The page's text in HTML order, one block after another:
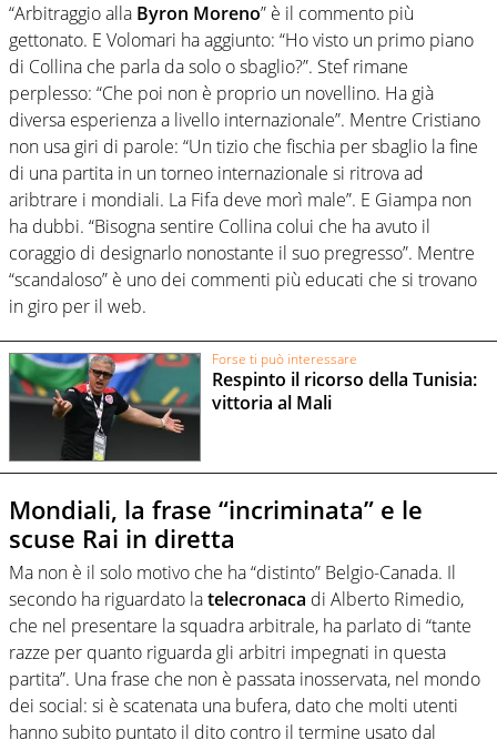
“Arbitraggio alla Byron Moreno” è il commento più
gettonato. E Volomari ha aggiunto: “Ho visto un primo piano
di Collina che parla da solo o sbaglio?”. Stef rimane
perplesso: “Che poi non è proprio un novellino. Ha già
diversa esperienza a livello internazionale”. Mentre Cristiano
non usa giri di parole: “Un tizio che fischia per sbaglio la fine
di una partita in un torneo internazionale si ritrova ad
aribtrare i mondiali. La Fifa deve morì male”. E Giampa non
ha dubbi. “Bisogna sentire Collina colui che ha avuto il
coraggio di designarlo nonostante il suo pregresso”. Mentre
“scandaloso” è uno dei commenti più educati che si trovano
in giro per il web.
Forse ti può interessare
Respinto il ricorso della Tunisia:
vittoria al Mali
Mondiali, la frase “incriminata” e le
scuse Rai in diretta
Ma non è il solo motivo che ha “distinto” Belgio-Canada. Il
secondo ha riguardato latelecronaca di Alberto Rimedio,
che nel presentare la squadra arbitrale, ha parlato di “tante
razze per quanto riguarda gli arbitri impegnati in questa
partita”. Una frase che non è passata inosservata, nel mondo
dei social: si è scatenata una bufera, dato che molti utenti
hanno subito puntato il dito contro il termine usato dal